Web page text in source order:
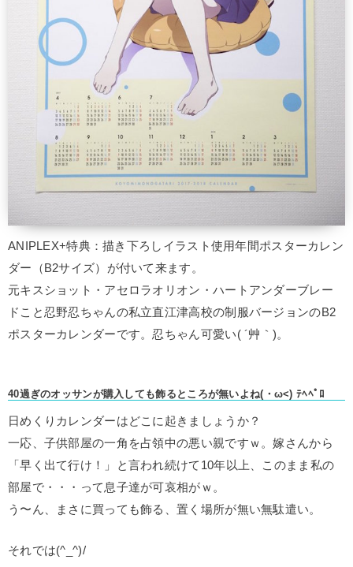
ANIPLEX+特典：描き下ろしイラスト使用年間ポスターカレン
ダー（B2サイズ）が付いて来ます。
元キスショット・アセロラオリオン・ハートアンダーブレー
ドこと忍野忍ちゃんの私立直江津高校の制服バージョンのB2
ポスターカレンダーです。忍ちゃん可愛い( ´艸｀)。
40過ぎのオッサンが購入しても飾るところが無いよね(・ω<) ﾃﾍﾍﾟﾛ
日めくりカレンダーはどこに起きましょうか？
一応、子供部屋の一角を占領中の悪い親ですｗ。嫁さんから
「早く出て行け！」と言われ続けて10年以上、このまま私の
部屋で・・・って息子達が可哀相がｗ。
う〜ん、まさに買っても飾る、置く場所が無い無駄遣い。
それでは(^_^)/